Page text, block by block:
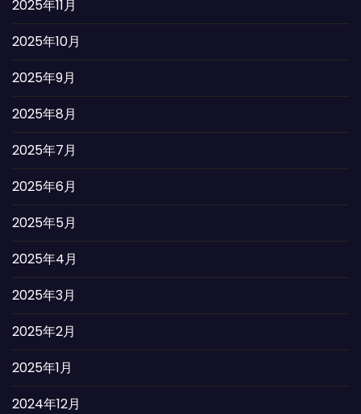
2025年11月
2025年10月
2025年9月
2025年8月
2025年7月
2025年6月
2025年5月
2025年4月
2025年3月
2025年2月
2025年1月
2024年12月